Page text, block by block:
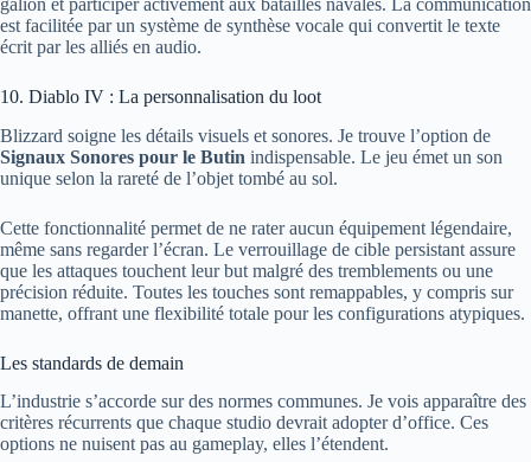
est facilitée par un système de synthèse vocale qui convertit le texte
écrit par les alliés en audio.
10. Diablo IV : La personnalisation du loot
Blizzard soigne les détails visuels et sonores. Je trouve l’option de
Signaux Sonores pour le Butin indispensable. Le jeu émet un son
unique selon la rareté de l’objet tombé au sol.
Cette fonctionnalité permet de ne rater aucun équipement légendaire,
même sans regarder l’écran. Le verrouillage de cible persistant assure
que les attaques touchent leur but malgré des tremblements ou une
précision réduite. Toutes les touches sont remappables, y compris sur
manette, offrant une flexibilité totale pour les configurations atypiques.
Les standards de demain
L’industrie s’accorde sur des normes communes. Je vois apparaître des
critères récurrents que chaque studio devrait adopter d’office. Ces
options ne nuisent pas au gameplay, elles l’étendent.